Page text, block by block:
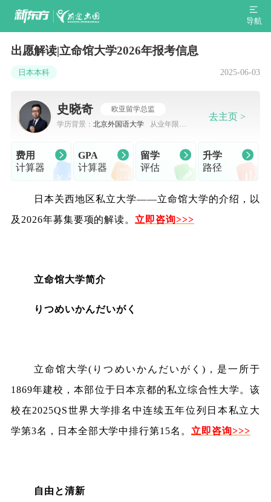
导航
出愿解读|立命馆大学2026年报考信息
日本本科 2025-06-03
史晓奇
欧亚留学总监
学历背景： 北京外国语大学
从业年限：
去主页 >
费用
计算器
GPA
计算器
留学
评估
升学
路径
日本关西地区私立大学——立命馆大学的介绍，以
及2026年募集要项的解读。 立即咨询>>>
立命馆大学简介
りつめいかんだいがく
立命馆大学(りつめいかんだいがく)，是一所于
1869年建校，本部位于日本京都的私立综合性大学。该
校在2025QS世界大学排名中连续五年位列日本私立大
学第3名，日本全部大学中排行第15名。立即咨询>>>
自由と清新